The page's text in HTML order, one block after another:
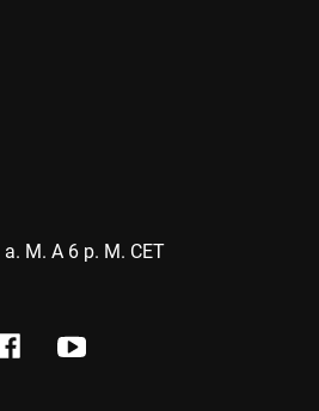
M. A 6 p. M. CET